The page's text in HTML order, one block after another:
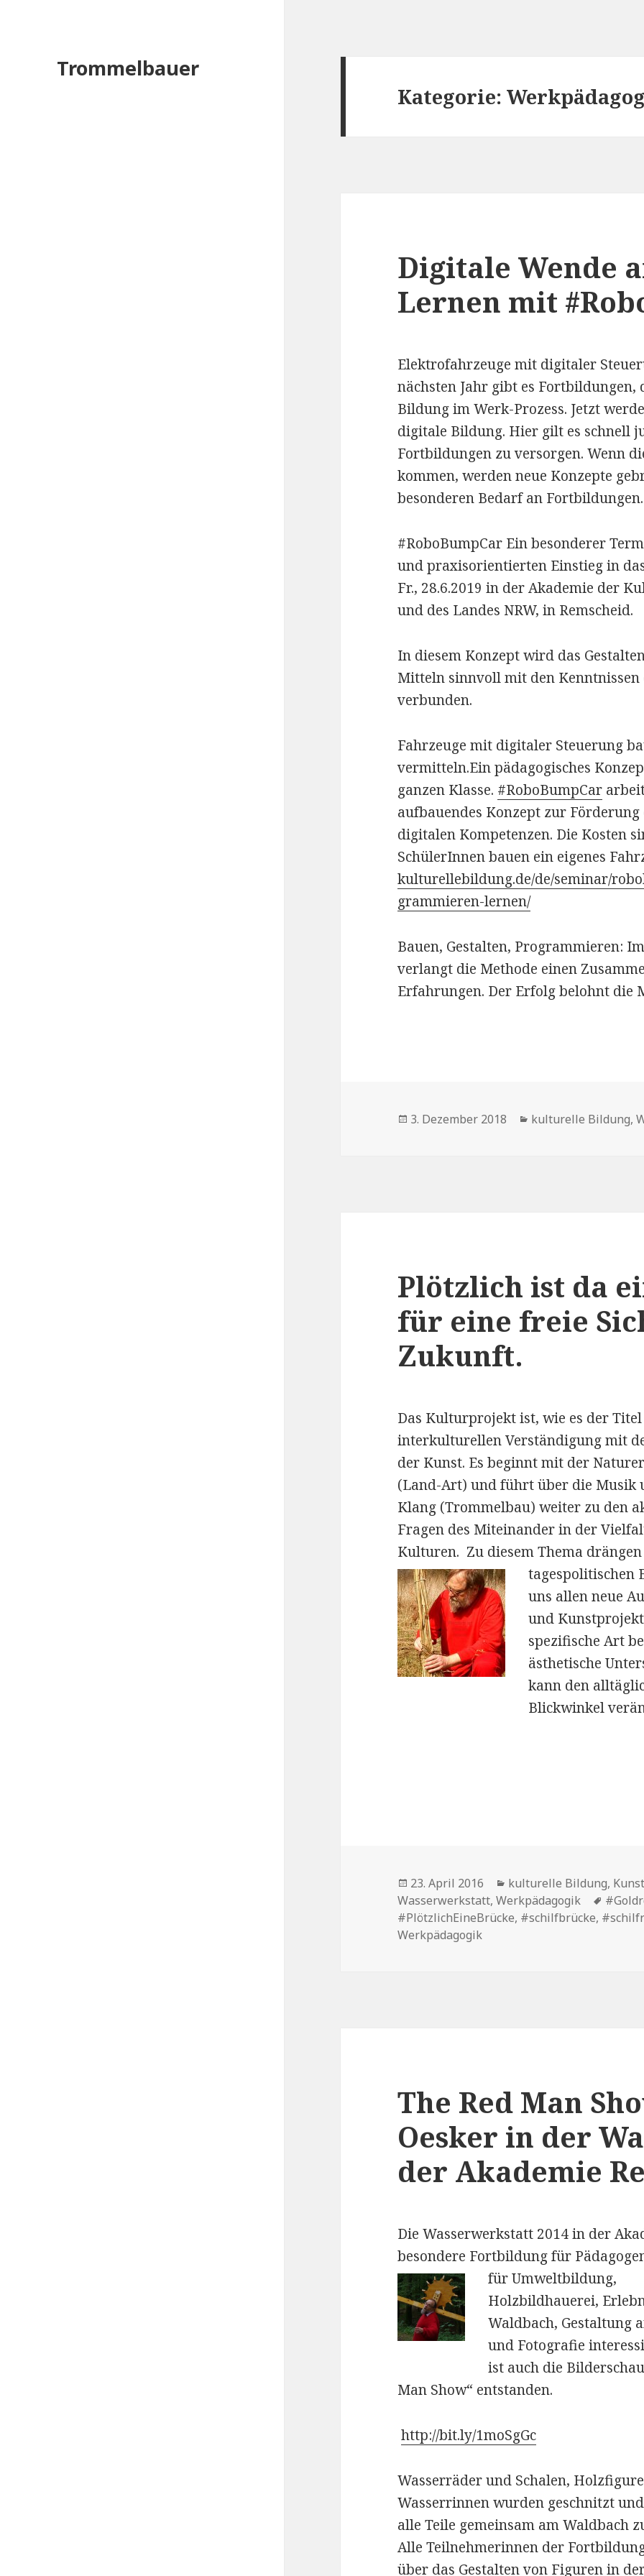
Trommelbauer
Kategorie:
Digitale Wende
Lernen mit
Elektrofahrzeuge mit digitaler
nächsten Jahr gibt es
Bildung im Werk-Prozess. Jetzt
digitale Bildung. Hier gilt es schnell
Fortbildungen zu versorgen. Wenn
kommen, werden neue Konzepte
besonderen Bedarf an Fortbildungen.
#RoboBumpCar Ein besonderer
und praxisorientierten Einstieg in
Fr., 28.6.2019 in der Akademie der
und des Landes NRW, in Remscheid.
In diesem Konzept wird das
Mitteln sinnvoll mit den
verbunden.
Fahrzeuge mit digitaler Steuerung
vermitteln.Ein pädagogisches
ganzen Klasse. #RoboBumpCar
aufbauendes Konzept zur
digitalen Kompetenzen. Die Kosten
SchülerInnen bauen ein eigenes
kulturellebildung.de/de/seminar/
grammieren-lernen/
Bauen, Gestalten, Programmieren:
verlangt die Methode einen
Erfahrungen. Der Erfolg belohnt die
Veröffentlicht
3. Dezember 2018 Kategorien
kulturelle Bildung,
Plötzlich ist da
für eine freie
Zukunft.
Das Kulturprojekt ist, wie es der
interkulturellen Verständigung mit
der Kunst. Es beginnt mit der
(Land-Art) und führt über die Musik
Klang (Trommelbau) weiter zu den
Fragen des Miteinander in der
Kulturen. Zu diesem Thema
tagespolitischen
uns allen neue
und
spezifische Art
ästhetische
kann den
Blickwinkel
Veröffentlicht
am
23. April 2016 Kategorien
kulturelle Bildung,
Wasserwerkstatt,Werkpädagogik
#PlötzlichEineBrücke, #schilfbrücke,
Werkpädagogik
The Red Man
Oesker in der
der Akademie
Die Wasserwerkstatt 2014 in der
besondere Fortbildung für
für Umweltbildung,
Holzbildhauerei,
Waldbach, Gestaltung
und Fotografie
ist auch die
Man Show“ entstanden.
http://bit.ly/1moSgGc
Wasserräder und Schalen,
Wasserrinnen wurden geschnitzt
alle Teile gemeinsam am Waldbach
Alle Teilnehmerinnen der
über das Gestalten von Figuren in